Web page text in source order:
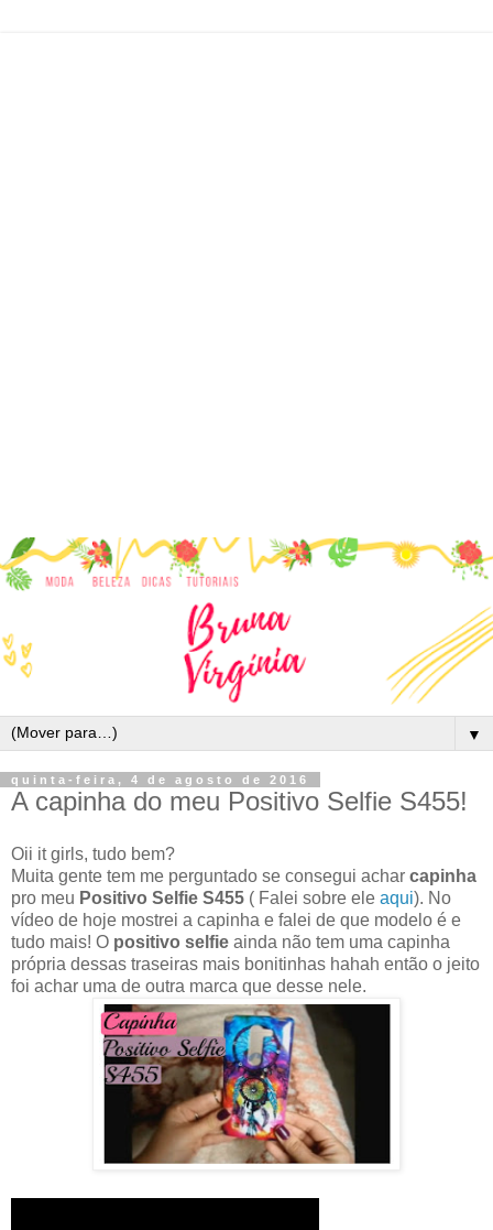
▼
quinta-feira, 4 de agosto de 2016
A capinha do meu Positivo Selfie S455!
Oii it girls, tudo bem?
Muita gente tem me perguntado se consegui achar capinha
pro meu Positivo Selfie S455 ( Falei sobre ele aqui). No
vídeo de hoje mostrei a capinha e falei de que modelo é e
tudo mais! O positivo selfie ainda não tem uma capinha
própria dessas traseiras mais bonitinhas hahah então o jeito
foi achar uma de outra marca que desse nele.